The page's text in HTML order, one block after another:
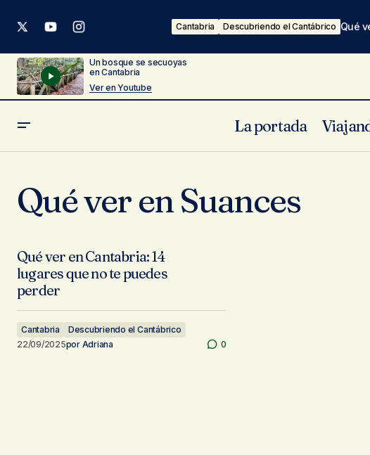
Cantabria Descubriendo el Cantábrico Qué
Un bosque se secuoyas
en Cantabria
Ver en Youtube
La portada
Qué ver en Suances
Qué ver en Cantabria: 14
lugares que no te puedes
perder
Cantabria
Descubriendo el Cantábrico
22/09/2025por Adriana 0